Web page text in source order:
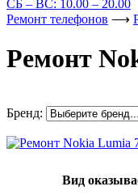
СБ – ВС: 10.00 – 20.00
Ремонт телефонов ⟶
Ремонт
Бренд:
Вид